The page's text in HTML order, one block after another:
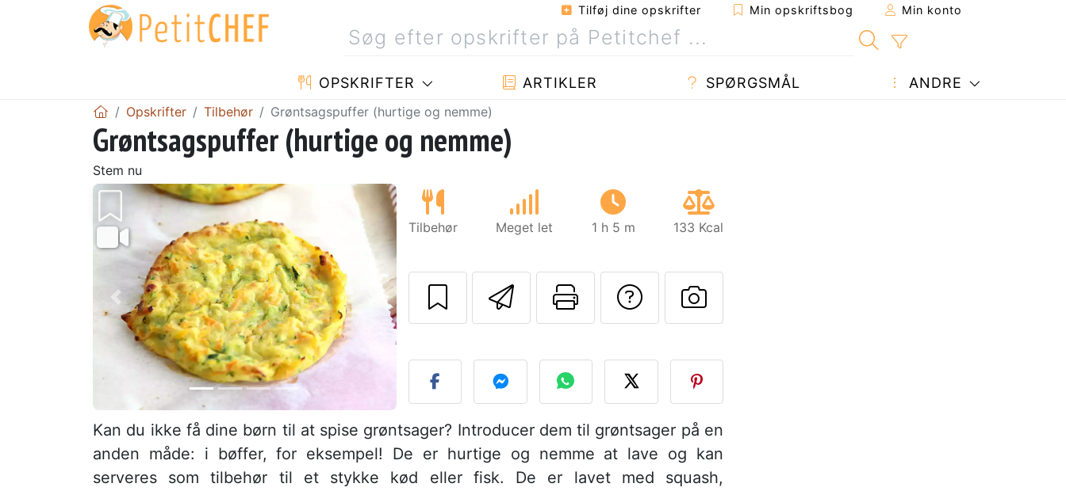
Tilføj dine opskrifter Min opskriftsbog Min konto
OPSKRIFTER ARTIKLER SPØRGSMÅL ANDRE
Opskrifter Tilbehør Grøntsagspuffer (hurtige og nemme)
Grøntsagspuffer (hurtige og nemme)
Stem nu
Tidligere Næste
Tilbehør Meget let 1 h 5 m 133 Kcal
Send denne opskrift til en ven
Udskriv denne side
Stil et spørgsmål til forfatteren
Send dit billede af denne
Kan du ikke få dine børn til at spise grøntsager? Introducer dem til grøntsager på en
anden måde: i bøffer, for eksempel! De er hurtige og nemme at lave og kan
serveres som tilbehør til et stykke kød eller fisk. De er lavet med squash,